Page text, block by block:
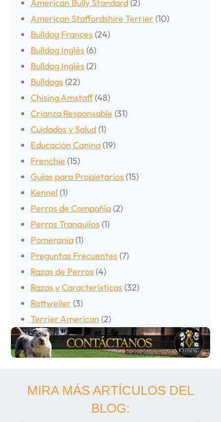
American Bully Standard (2)
American Staffordshire Terrier (10)
Bulldog Frances (24)
Bulldog Inglés (6)
Bulldog Inglés (2)
Bulldogs (22)
Chising Amstaff(48)
Crianza Responsable (31)
Cuidados y Salud (1)
Educación Canina (19)
Frenchie (15)
Guías para Propietarios (15)
Kennel (1)
Perros de Compañía (2)
Perros Tranquilos (1)
Pomerania (1)
Preguntas Frecuentes (7)
Razas de Perros (4)
Razas y Características (32)
Rottweiler (3)
Terrier American (2)
MIRA MÁS ARTÍCULOS DEL
BLOG: